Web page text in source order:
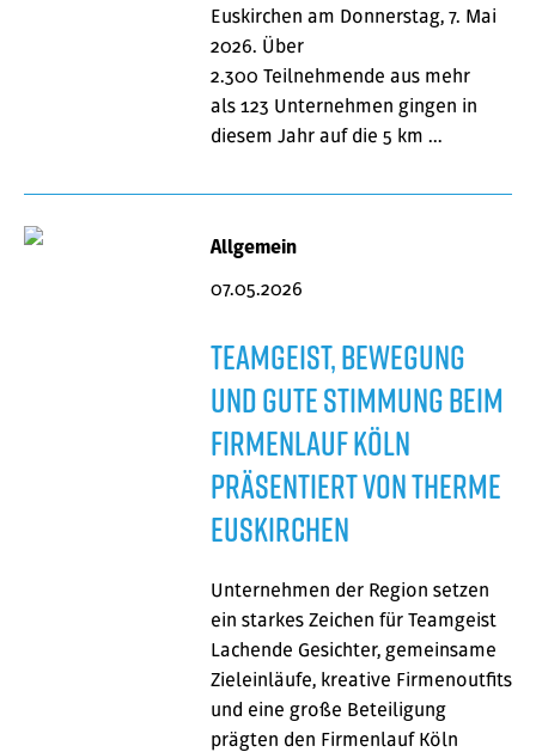
Euskirchen am Donnerstag, 7. Mai
2026. Über
2.300 Teilnehmende aus mehr
als 123 Unternehmen gingen in
diesem Jahr auf die 5 km …
Allgemein
07.05.2026
Teamgeist, Bewegung
und gute Stimmung beim
Firmenlauf Köln
präsentiert von Therme
Euskirchen
Unternehmen der Region setzen
ein starkes Zeichen für Teamgeist
Lachende Gesichter, gemeinsame
Zieleinläufe, kreative Firmenoutfits
und eine große Beteiligung
prägten den Firmenlauf Köln